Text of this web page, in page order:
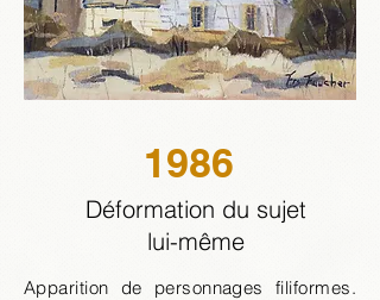
1986
Déformation du sujet
lui-même
Apparition de personnages filiformes.